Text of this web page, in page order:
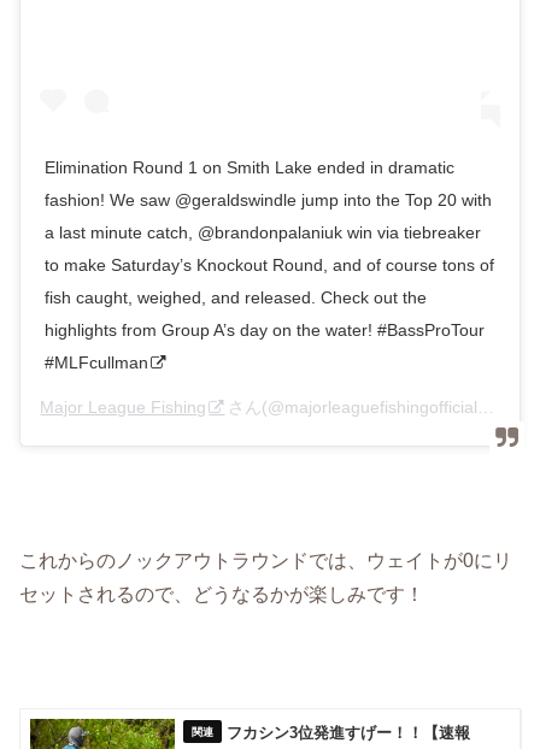
Elimination Round 1 on Smith Lake ended in dramatic
fashion! We saw @geraldswindle jump into the Top 20 with
a last minute catch, @brandonpalaniuk win via tiebreaker
to make Saturday’s Knockout Round, and of course tons of
fish caught, weighed, and released. Check out the
highlights from Group A’s day on the water! #BassProTour
#MLFcullman
Major League Fishing さん(@majorleaguefishingofficial)がシェアした投稿 –
これからのノックアウトラウンドでは、ウェイトが0にリ
セットされるので、どうなるかが楽しみです！
フカシン3位発進すげー！！【速報